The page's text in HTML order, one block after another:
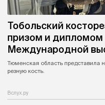
Тобольский
призом и дипломом
Международной
Тюменская область представила
резную кость.
Вслух.ру